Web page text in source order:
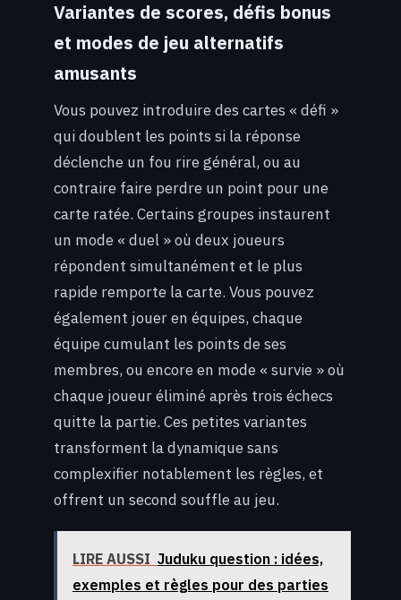
Variantes de scores, défis bonus
et modes de jeu alternatifs
amusants
Vous pouvez introduire des cartes « défi »
qui doublent les points si la réponse
déclenche un fou rire général, ou au
contraire faire perdre un point pour une
carte ratée. Certains groupes instaurent
un mode « duel » où deux joueurs
répondent simultanément et le plus
rapide remporte la carte. Vous pouvez
également jouer en équipes, chaque
équipe cumulant les points de ses
membres, ou encore en mode « survie » où
chaque joueur éliminé après trois échecs
quitte la partie. Ces petites variantes
transforment la dynamique sans
complexifier notablement les règles, et
offrent un second souffle au jeu.
LIRE AUSSI Juduku question : idées,
exemples et règles pour des parties